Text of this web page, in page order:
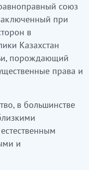
союз
при
в
Казахстан
порождающий
права и
в большинстве
и